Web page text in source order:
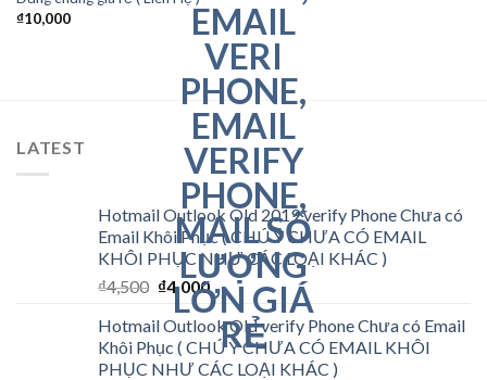
₫10,000
LATEST
Hotmail Outlook Old 2019 verify Phone Chưa có
Email Khôi Phục ( CHÚ Ý CHƯA CÓ EMAIL
KHÔI PHỤC NHƯ CÁC LOẠI KHÁC )
₫4,500 ₫4,000
Hotmail Outlook Old verify Phone Chưa có Email
Khôi Phục ( CHÚ Ý CHƯA CÓ EMAIL KHÔI
PHỤC NHƯ CÁC LOẠI KHÁC )